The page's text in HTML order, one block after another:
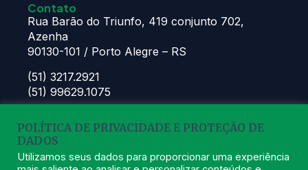
Contato
Rua Barão do Triunfo, 419 conjunto 702,
Azenha
90130-101 / Porto Alegre – RS
(51) 3217.2921
(51) 99629.1075
Seg à Sex das 8h – 11:30h e 13h – 16:30h
astec@astecpmpa.com.br
POLÍTICA DE PRIVACIDADE E PROTEÇÃO DE
DADOS
Utilizamos seus dados para proporcionar uma experiência